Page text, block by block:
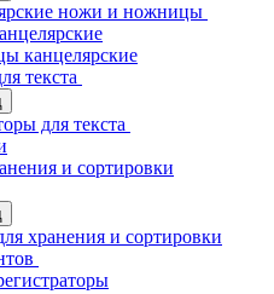
ножи и ножницы
канцелярские
текста
для текста
и сортировки
хранения и сортировки